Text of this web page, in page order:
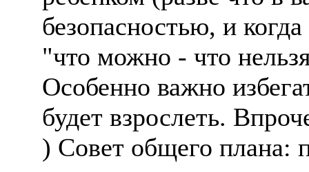
безопасностью, и
"что можно - что
Особенно важно
будет взрослеть.
) Совет общего плана: